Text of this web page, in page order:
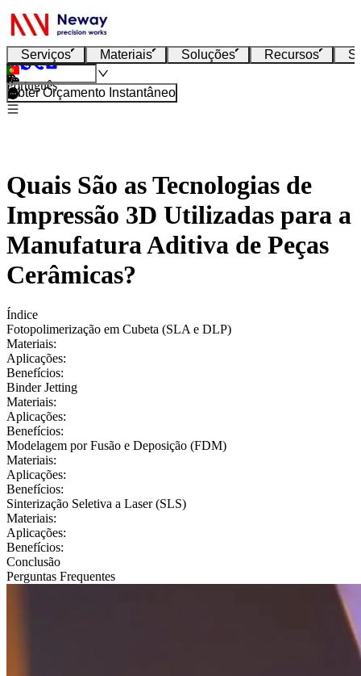
Serviços Materiais Soluções Recursos
Português
Obter Orçamento Instantâneo
Quais São as Tecnologias de
Impressão 3D Utilizadas para a
Manufatura Aditiva de Peças
Cerâmicas?
Índice
Fotopolimerização em Cubeta (SLA e DLP)
Materiais:
Aplicações:
Benefícios:
Binder Jetting
Materiais:
Aplicações:
Benefícios:
Modelagem por Fusão e Deposição (FDM)
Materiais:
Aplicações:
Benefícios:
Sinterização Seletiva a Laser (SLS)
Materiais:
Aplicações:
Benefícios:
Conclusão
Perguntas Frequentes